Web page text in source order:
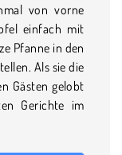
von vorne
einfach mit
Pfanne in den
Als sie die
Gästen gelobt
Gerichte im